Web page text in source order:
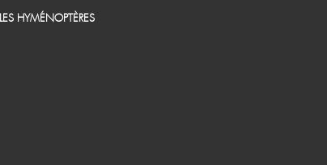
LES HYMÉNOPTÈRES